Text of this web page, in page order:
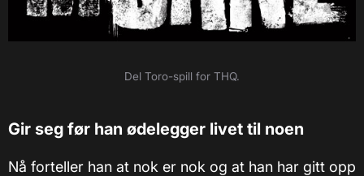
Del Toro-spill for THQ.
Gir seg før han ødelegger livet til noen
Nå forteller han at nok er nok og at han har gitt opp